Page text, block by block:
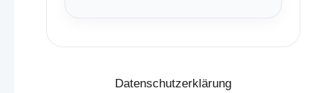
Datenschutzerklärung